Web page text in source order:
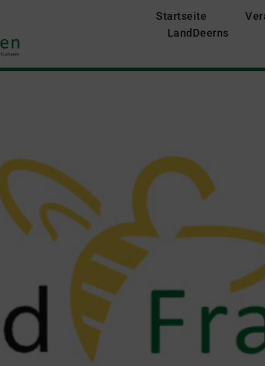
Startseite
LandDeerns